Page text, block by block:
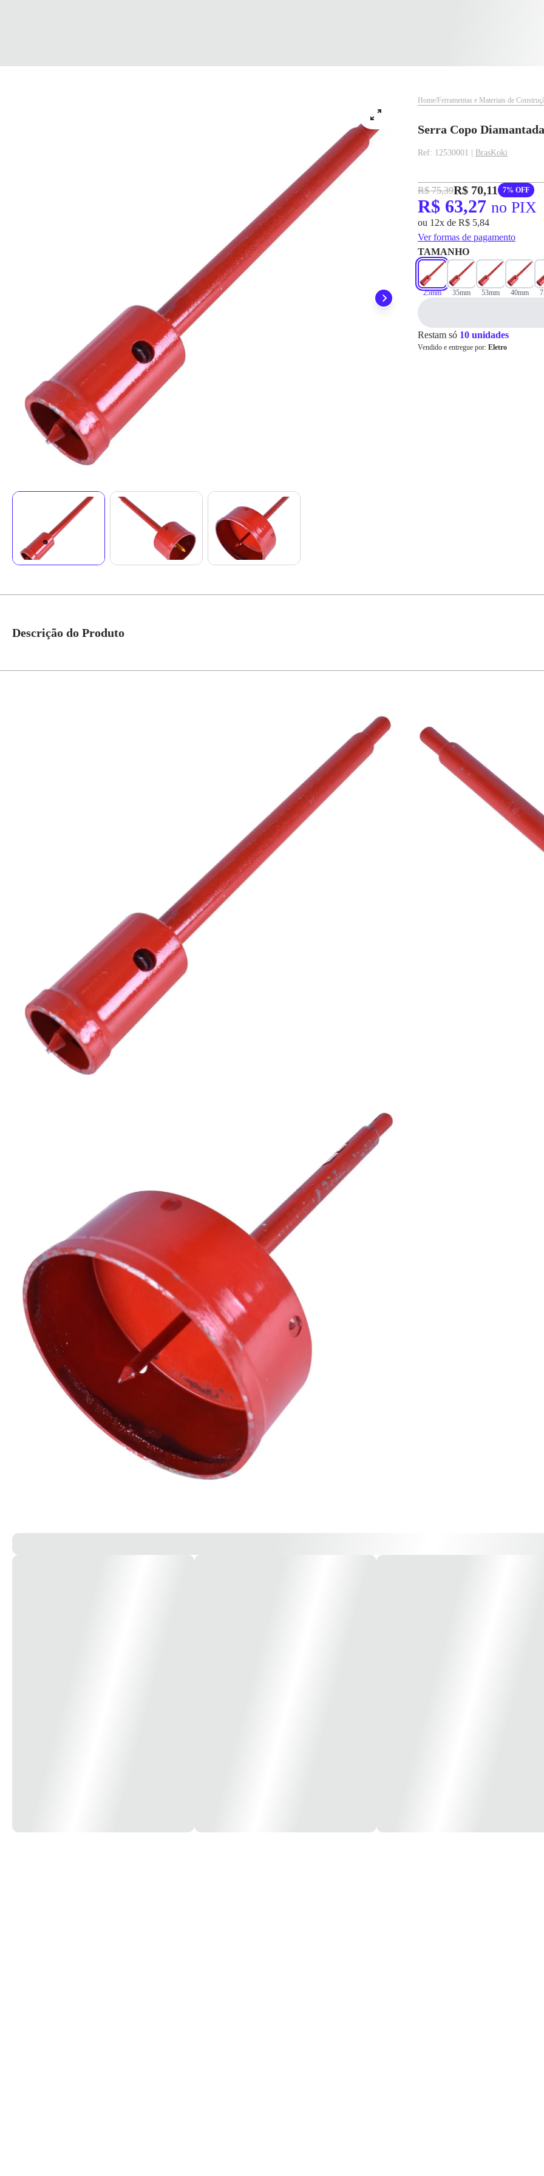
✕
✕
DISPONÍVEL APENAS PARA CPF
Na Eletrotrafo sua compra já vem com o imposto pago, e você não precisa se
preocupar em pagar o imposto de importação quando seu pedido chegar, você
ainda conta com a devolução grátis em até 7 dias.
Home Ferramentas e Materiais de
Serra Copo
Ref: 12530001 | BrasKoki
R$ 75,39R$ 70,11 7% OFF
R$ 63,27 no PIX
ou 12x de R$ 5,84
Ver formas de pagamento
no PIX
Para pagamento via PIX será gerada uma chave e um QR
Code ao finalizar o processo de compra.
TAMANHO
25mm 35mm 53mm 40mm
Restam só 10 unidades
Vendido e entregue por: Eletro
Descrição do Produto